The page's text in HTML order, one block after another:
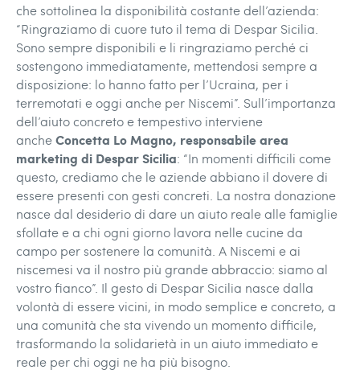
che sottolinea la disponibilità costante dell’azienda:
“Ringraziamo di cuore tuto il tema di Despar Sicilia.
Sono sempre disponibili e li ringraziamo perché ci
sostengono immediatamente, mettendosi sempre a
disposizione: lo hanno fatto per l’Ucraina, per i
terremotati e oggi anche per Niscemi”. Sull’importanza
dell’aiuto concreto e tempestivo interviene
ancheConcetta Lo Magno, responsabile area
marketing di Despar Sicilia: “In momenti difficili come
questo, crediamo che le aziende abbiano il dovere di
essere presenti con gesti concreti. La nostra donazione
nasce dal desiderio di dare un aiuto reale alle famiglie
sfollate e a chi ogni giorno lavora nelle cucine da
campo per sostenere la comunità. A Niscemi e ai
niscemesi va il nostro più grande abbraccio: siamo al
vostro fianco”. Il gesto di Despar Sicilia nasce dalla
volontà di essere vicini, in modo semplice e concreto, a
una comunità che sta vivendo un momento difficile,
trasformando la solidarietà in un aiuto immediato e
reale per chi oggi ne ha più bisogno.